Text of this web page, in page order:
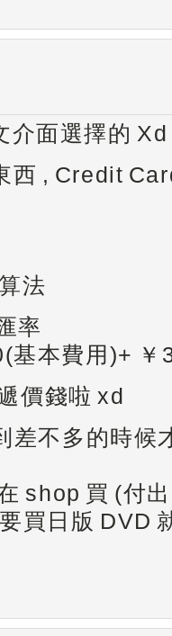
介面選擇的 Xd
西 , Credit
法
率
基本費用)+ ￥
價錢啦 xd
差不多的時候
shop 買 (付
買日版 DVD